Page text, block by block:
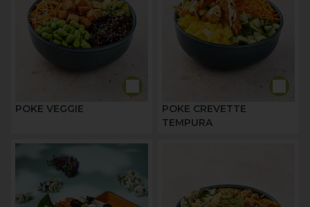
POKE VEGGIE
POKE CREVETTE
TEMPURA